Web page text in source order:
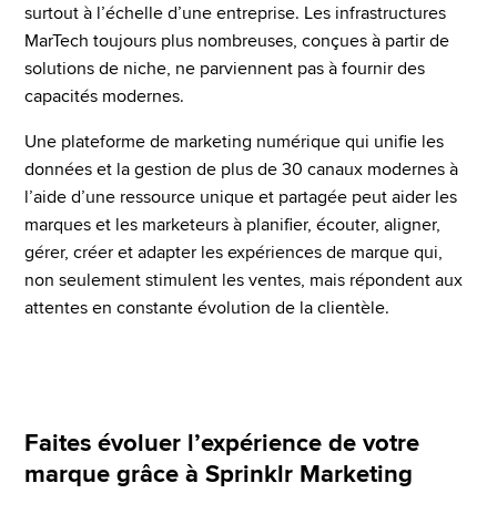
surtout à l’échelle d’une entreprise. Les infrastructures
MarTech toujours plus nombreuses, conçues à partir de
solutions de niche, ne parviennent pas à fournir des
capacités modernes.
Une plateforme de marketing numérique qui unifie les
données et la gestion de plus de 30 canaux modernes à
l’aide d’une ressource unique et partagée peut aider les
marques et les marketeurs à planifier, écouter, aligner,
gérer, créer et adapter les expériences de marque qui,
non seulement stimulent les ventes, mais répondent aux
attentes en constante évolution de la clientèle.
Faites évoluer l’expérience de votre
marque grâce à Sprinklr Marketing